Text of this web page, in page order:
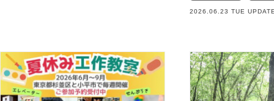
2026.06.23 TUE